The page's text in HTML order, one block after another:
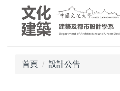
首頁 設計公告